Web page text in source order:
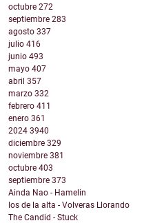
octubre 272
septiembre 283
agosto 337
julio 416
junio 493
mayo 407
abril 357
marzo 332
febrero 411
enero 361
2024 3940
diciembre 329
noviembre 381
octubre 403
septiembre 373
Ainda Nao - Hamelin
los de la alta - Volveras Llorando
The Candid - Stuck